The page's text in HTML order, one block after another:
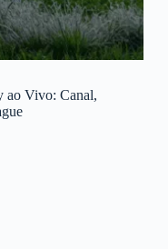
ao Vivo: Canal,